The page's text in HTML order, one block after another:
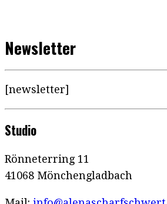
Newsletter
[newsletter]
Studio
Rönneterring 11
41068 Mönchengladbach